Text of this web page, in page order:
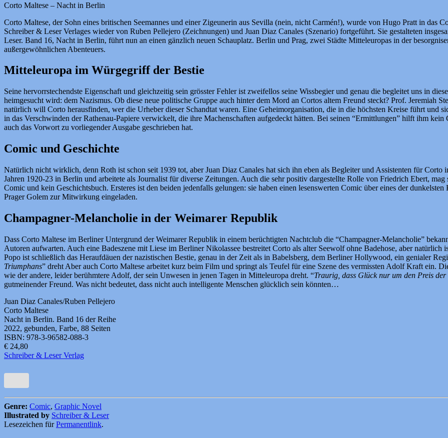
Corto Maltese – Nacht in Berlin
Corto Maltese, der Sohn eines britischen Seemannes und einer Zigeunerin aus Sevilla (nein, nicht Carmén!), wurde von Hugo Pratt in das
Schreiber & Leser Verlages wieder von Ruben Pellejero (Zeichnungen) und Juan Diaz Canales (Szenario) fortgeführt. Sie gestalteten
Leser. Band 16, Nacht in Berlin, führt nun an einen gänzlich neuen Schauplatz. Berlin und Prag, zwei Städte Mitteleuropas in der
außergewöhnlichen Abenteuers.
Mitteleuropa im Würgegriff der Bestie
Seine hervorrstechendste Eigenschaft und gleichzeitig sein grösster Fehler ist zweifellos seine Wissbegier und genau die begleitet uns in
heimgesucht wird: dem Nazismus. Ob diese neue politische Gruppe auch hinter dem Mord an Cortos altem Freund steckt? Prof. Jeremiah
natürlich will Corto herausfinden, wer die Urheber dieser Schandtat waren. Eine Geheimorganisation, die in die höchsten Kreise führt und
in das Verschwinden der Rathenau-Papiere verwickelt, die ihre Machenschaften aufgedeckt hätten. Bei seinen “Ermittlungen” hilft ihm
auch das Vorwort zu vorliegender Ausgabe geschrieben hat.
Comic und Geschichte
Natürlich nicht wirklich, denn Roth ist schon seit 1939 tot, aber Juan Diaz Canales hat sich ihn eben als Begleiter und Assistenten für Corto
Jahren 1920-23 in Berlin und arbeitete als Journalist für diverse Zeitungen. Auch die sehr positiv dargestellte Rolle von Friedrich Ebert,
Comic und kein Geschichtsbuch. Ersteres ist den beiden jedenfalls gelungen: sie haben einen lesenswerten Comic über eines der
Prager Golem zur Mitwirkung eingeladen.
Champagner-Melancholie in der Weimarer Republik
Dass Corto Maltese im Berliner Untergrund der Weimarer Republik in einem berüchtigten Nachtclub die “Champagner-Melancholie”
Autoren aufwarten. Auch eine Badeszene mit Liese im Berliner Nikolassee bestreitet Corto als alter Seewolf ohne Badehose, aber natürlich
Popo ist schließlich das Heraufdäuen der nazistischen Bestie, genau in der Zeit als in Babelsberg, dem Berliner Hollywood, ein genialer
Triumphans” dreht Aber auch Corto Maltese arbeitet kurz beim Film und springt als Teufel für eine Szene des vermissten Adolf Kraft ein.
wie der andere, leider berühmtere Adolf, der sein Unwesen in jenen Tagen in Mitteleuropa dreht. “Traurig, dass Glück nur um den Preis
gutmeinender Freund. Was nicht bedeutet, dass nicht auch intelligente Menschen glücklich sein könnten…
Juan Diaz Canales/Ruben Pellejero
Corto Maltese
Nacht in Berlin. Band 16 der Reihe
2022, gebunden, Farbe, 88 Seiten
ISBN: 978-3-96582-088-3
€ 24,80
Schreiber & Leser Verlag
Genre: Comic, Graphic Novel
Illustrated by Schreiber & Leser
Lesezeichen fürPermanentlink.